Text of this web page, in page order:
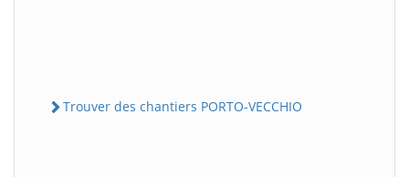
Trouver des chantiers PORTO-VECCHIO